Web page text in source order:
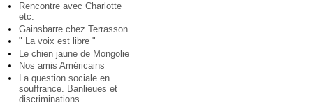
Rencontre avec Charlotte
etc.
Gainsbarre chez Terrasson
" La voix est libre "
Le chien jaune de Mongolie
Nos amis Américains
La question sociale en
souffrance. Banlieues et
discriminations.